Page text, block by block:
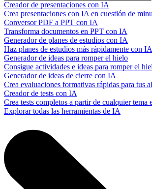
Creador de presentaciones con IA
Crea presentaciones con IA en cuestión de
Conversor PDF a PPT con IA
Transforma documentos en PPT con IA
Generador de planes de estudios con IA
Haz planes de estudios más rápidamente con IA
Generador de ideas para romper el hielo
Consigue actividades e ideas para romper el
Generador de ideas de cierre con IA
Crea evaluaciones formativas rápidas para tus
Creador de tests con IA
Crea tests completos a partir de cualquier tema
Explorar todas las herramientas de IA